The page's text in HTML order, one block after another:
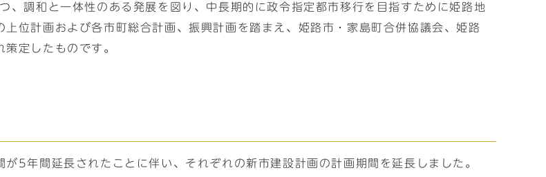
調和と一体性のある発展を図り、中長期的に政令指定都市移行を目指すために姫路地
位計画および各市町総合計画、振興計画を踏まえ、姫路市・家島町合併協議会、姫路
定したものです。
5年間延長されたことに伴い、それぞれの新市建設計画の計画期間を延長しました。